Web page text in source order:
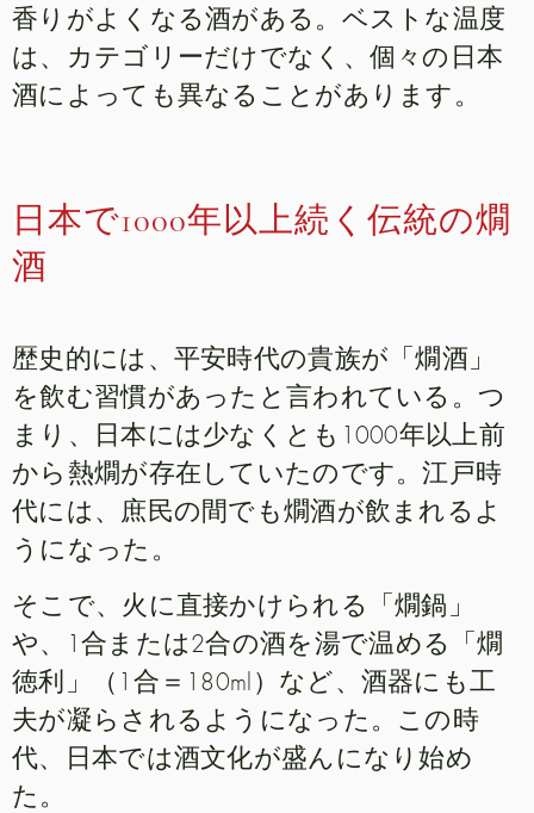
香りがよくなる酒がある。ベストな温度
は、カテゴリーだけでなく、個々の日本
酒によっても異なることがあります。
日本で1000年以上続く伝統の燗
酒
歴史的には、平安時代の貴族が「燗酒」
を飲む習慣があったと言われている。つ
まり、日本には少なくとも1000年以上前
から熱燗が存在していたのです。江戸時
代には、庶民の間でも燗酒が飲まれるよ
うになった。
そこで、火に直接かけられる「燗鍋」
や、1合または2合の酒を湯で温める「燗
徳利」（1合＝180ml）など、酒器にも工
夫が凝らされるようになった。この時
代、日本では酒文化が盛んになり始め
た。